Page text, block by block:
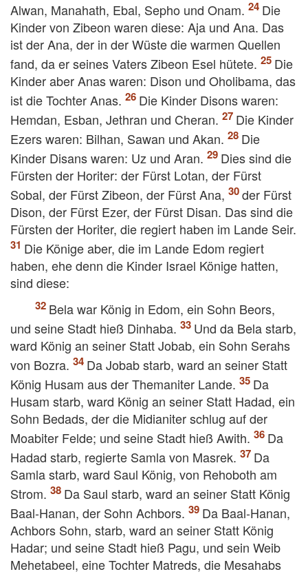
Alwan, Manahath, Ebal, Sepho und Onam.
Die
Kinder von Zibeon waren diese: Aja und Ana. Das
ist der Ana, der in der Wüste die warmen Quellen
fand, da er seines Vaters Zibeon Esel hütete.
Die
Kinder aber Anas waren: Dison und Oholibama, das
ist die Tochter Anas.
Die Kinder Disons waren:
Hemdan, Esban, Jethran und Cheran.
Die Kinder
Ezers waren: Bilhan, Sawan und Akan.
Die
Kinder Disans waren: Uz und Aran.
Dies sind die
Fürsten der Horiter: der Fürst Lotan, der Fürst
Sobal, der Fürst Zibeon, der Fürst Ana,
der Fürst
Dison, der Fürst Ezer, der Fürst Disan. Das sind die
Fürsten der Horiter, die regiert haben im Lande Seir.
Die Könige aber, die im Lande Edom regiert
haben, ehe denn die Kinder Israel Könige hatten,
sind diese:
Bela war König in Edom, ein Sohn Beors,
und seine Stadt hieß Dinhaba.
Und da Bela starb,
ward König an seiner Statt Jobab, ein Sohn Serahs
von Bozra.
Da Jobab starb, ward an seiner Statt
König Husam aus der Themaniter Lande.
Da
Husam starb, ward König an seiner Statt Hadad, ein
Sohn Bedads, der die Midianiter schlug auf der
Moabiter Felde; und seine Stadt hieß Awith.
Da
Hadad starb, regierte Samla von Masrek.
Da
Samla starb, ward Saul König, von Rehoboth am
Strom.
Da Saul starb, ward an seiner Statt König
Baal-Hanan, der Sohn Achbors.
Da Baal-Hanan,
Achbors Sohn, starb, ward an seiner Statt König
Hadar; und seine Stadt hieß Pagu, und sein Weib
Mehetabeel, eine Tochter Matreds, die Mesahabs